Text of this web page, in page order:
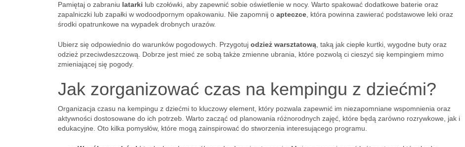
Pamiętaj o zabraniu latarki lub czołówki, aby zapewnić sobie oświetlenie w nocy. Warto spakować dodatkowe baterie oraz
zapalniczki lub zapałki w wodoodpornym opakowaniu. Nie zapomnij o apteczce , która powinna zawierać podstawowe leki oraz
środki opatrunkowe na wypadek drobnych urazów.
Ubierz się odpowiednio do warunków pogodowych. Przygotuj odzież warsztatową , taką jak ciepłe kurtki, wygodne buty oraz
odzież przeciwdeszczową. Dobrze jest mieć ze sobą także zmienne ubrania, które pozwolą ci cieszyć się kempingiem mimo
zmieniającej się pogody.
Jak zorganizować czas na kempingu z dziećmi?
Organizacja czasu na kempingu z dziećmi to kluczowy element, który pozwala zapewnić im niezapomniane wspomnienia oraz
aktywności dostosowane do ich potrzeb. Warto zacząć od planowania różnorodnych zajęć, które będą zarówno rozrywkowe, jak i
edukacyjne. Oto kilka pomysłów, które mogą zainspirować do stworzenia interesującego programu.